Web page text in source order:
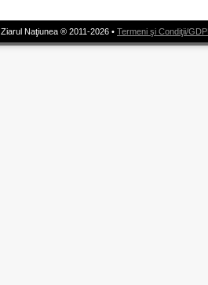
Ziarul Naţiunea ® 2011-2026 • Termeni şi Condiţii/